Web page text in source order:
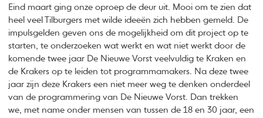
Eind maart ging onze oproep de deur uit. Mooi om te zien dat
heel veel Tilburgers met wilde ideeën zich hebben gemeld. De
impulsgelden geven ons de mogelijkheid om dit project op te
starten, te onderzoeken wat werkt en wat niet werkt door de
komende twee jaar De Nieuwe Vorst veelvuldig te Kraken en
de Krakers op te leiden tot programmamakers. Na deze twee
jaar zijn deze Krakers een niet meer weg te denken onderdeel
van de programmering van De Nieuwe Vorst. Dan trekken
we, met name onder mensen van tussen de 18 en 30 jaar, een